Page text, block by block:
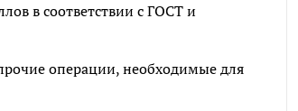
в соответствии с ГОСТ и
операции, необходимые для